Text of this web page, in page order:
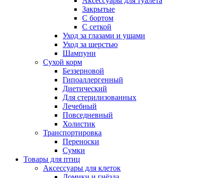
Закрытые
С бортом
С сеткой
Уход за глазами и ушами
Уход за шерстью
Шампуни
Сухой корм
Беззерновой
Гипоаллергенный
Диетический
Для стерилизованных
Лечебный
Повседневный
Холистик
Транспортировка
Переноски
Сумки
Товары для птиц
Аксессуары для клеток